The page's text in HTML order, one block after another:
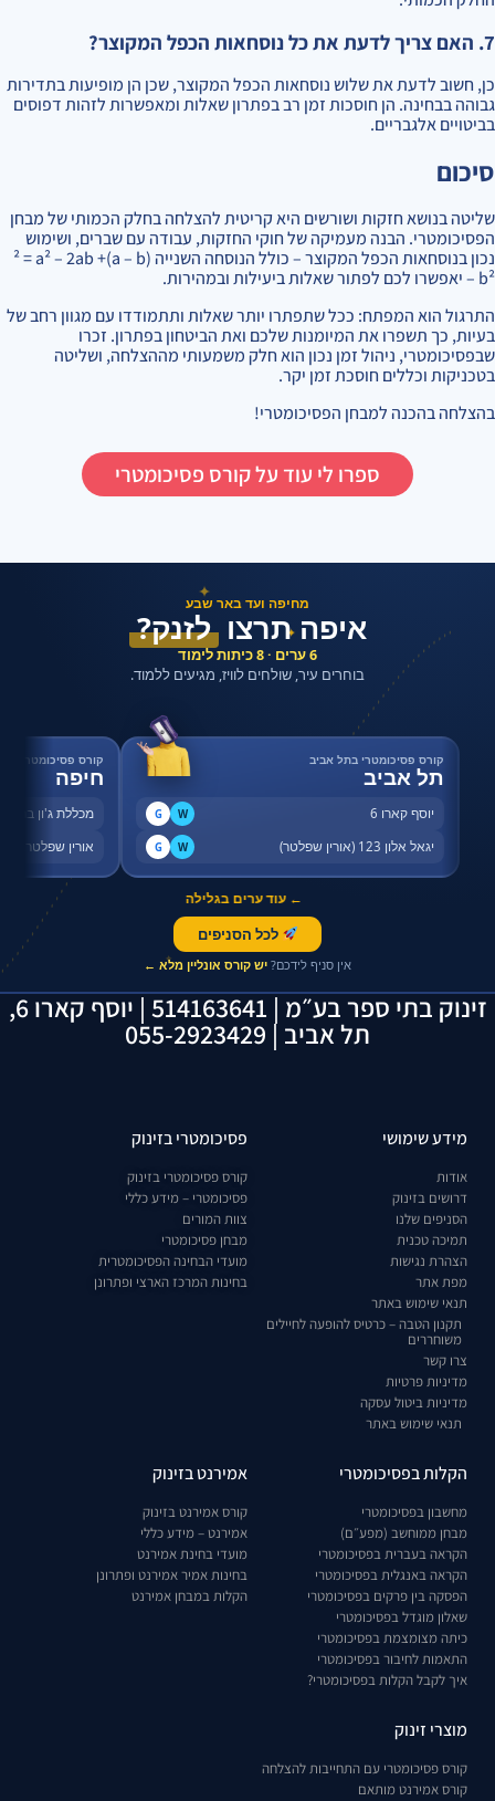
7. האם צריך לדעת את כל נוסחאות הכפל המקוצר?
כן, חשוב לדעת את שלוש נוסחאות הכפל המקוצר, שכן הן מופיעות בתדירות
גבוהה בבחינה. הן חוסכות זמן רב בפתרון שאלות ומאפשרות לזהות דפוסים
בביטויים אלגבריים.
סיכום
שליטה בנושא חזקות ושורשים היא קריטית להצלחה בחלק הכמותי של מבחן
הפסיכומטרי. הבנה מעמיקה של חוקי החזקות, עבודה עם שברים, ושימוש
נכון בנוסחאות הכפל המקוצר – כולל הנוסחה השנייה (a – b)² = a² – 2ab +
b² – יאפשרו לכם לפתור שאלות ביעילות ובמהירות.
התרגול הוא המפתח: ככל שתפתרו יותר שאלות ותתמודדו עם מגוון רחב של
בעיות, כך תשפרו את המיומנות שלכם ואת הביטחון בפתרון. זכרו
שבפסיכומטרי, ניהול זמן נכון הוא חלק משמעותי מההצלחה, ושליטה
בטכניקות וכללים חוסכת זמן יקר.
בהצלחה בהכנה למבחן הפסיכומטרי!
ספרו לי עוד על קורס פסיכומטרי
✦
✦
✦
מחיפה ועד באר שבע
איפה תרצולזנק?
6 ערים · 8 כיתות לימוד
בוחרים עיר, שולחים לוויז, מגיעים ללמוד.
קורס פסיכומטרי בתל אביב
תל אביב
יוסף קארו 6 W
G
יגאל אלון 123 (אורין שפלטר) W
G
קורס פסיכומטרי
חיפה
מכללת ג'ון
אורין שפלטר,
← עוד ערים בגלילה
לכל הסניפים
אין סניף לידכם? יש קורס אונליין מלא ←
זינוק בתי ספר בע״מ | 514163641 | יוסף קארו 6,
תל אביב | 055-2923429
מידע שימושי
אודות
דרושים בזינוק
הסניפים שלנו
תמיכה טכנית
הצהרת נגישות
מפת אתר
תנאי שימוש באתר
תקנון הטבה – כרטיס להופעה לחיילים
משוחררים
צרו קשר
מדיניות פרטיות
מדיניות ביטול עסקה
תנאי שימוש באתר
פסיכומטרי בזינוק
קורס פסיכומטרי בזינוק
פסיכומטרי – מידע כללי
צוות המורים
מבחן פסיכומטרי
מועדי הבחינה הפסיכומטרית
בחינות המרכז הארצי ופתרונן
הקלות בפסיכומטרי
מחשבון בפסיכומטרי
מבחן ממוחשב (מפע״ם)
הקראה בעברית בפסיכומטרי
הקראה באנגלית בפסיכומטרי
הפסקה בין פרקים בפסיכומטרי
שאלון מוגדל בפסיכומטרי
כיתה מצומצמת בפסיכומטרי
התאמות לחיבור בפסיכומטרי
איך לקבל הקלות בפסיכומטרי?
אמירנט בזינוק
קורס אמירנט בזינוק
אמירנט – מידע כללי
מועדי בחינת אמירנט
בחינות אמיר אמירנט ופתרונן
הקלות במבחן אמירנט
מוצרי זינוק
קורס פסיכומטרי עם התחייבות להצלחה
קורס אמירנט מותאם